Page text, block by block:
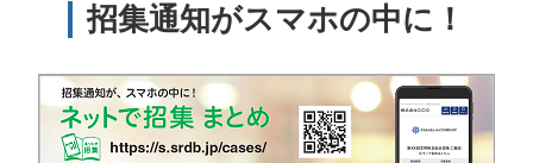
招集通知がスマホの中に！